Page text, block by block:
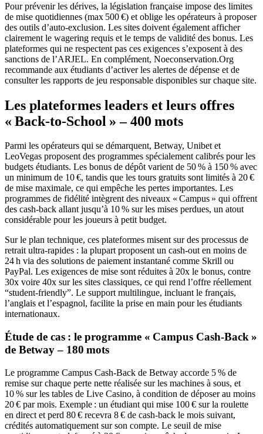
Pour prévenir les dérives, la législation française impose des limites
de mise quotidiennes (max 500 €) et oblige les opérateurs à proposer
des outils d’auto‑exclusion. Les sites doivent également afficher
clairement le wagering requis et le temps de validité des bonus. Les
plateformes qui ne respectent pas ces exigences s’exposent à des
sanctions de l’ARJEL. En complément, Noeconservation.Org
recommande aux étudiants d’activer les alertes de dépense et de
consulter les rapports de jeu responsable disponibles sur chaque site.
Les plateformes leaders et leurs offres
« Back‑to‑School » – 400 mots
Parmi les opérateurs qui se démarquent, Betway, Unibet et
LeoVegas proposent des programmes spécialement calibrés pour les
budgets étudiants. Les bonus de dépôt varient de 50 % à 150 % avec
un minimum de 10 €, tandis que les tours gratuits sont limités à 20 €
de mise maximale, ce qui empêche les pertes importantes. Les
programmes de fidélité intègrent des niveaux « Campus » qui offrent
des cash‑back allant jusqu’à 10 % sur les mises perdues, un atout
considérable pour les joueurs à petit budget.
Sur le plan technique, ces plateformes misent sur des processus de
retrait ultra‑rapides : la plupart proposent un cash‑out en moins de
24 h via des solutions de paiement instantané comme Skrill ou
PayPal. Les exigences de mise sont réduites à 20x le bonus, contre
30x voire 40x sur les sites classiques, ce qui rend l’offre réellement
“student‑friendly”. Le support multilingue, incluant le français,
l’anglais et l’espagnol, facilite la prise en main pour les étudiants
internationaux.
Étude de cas : le programme « Campus Cash‑Back »
de Betway – 180 mots
Le programme Campus Cash‑Back de Betway accorde 5 % de
remise sur chaque perte nette réalisée sur les machines à sous, et
10 % sur les tables de Live Casino, à condition de déposer au moins
20 € par mois. Exemple : un étudiant qui mise 100 € sur la roulette
en direct et perd 80 € recevra 8 € de cash‑back le mois suivant,
crédités automatiquement sur son compte. Le seuil de mise